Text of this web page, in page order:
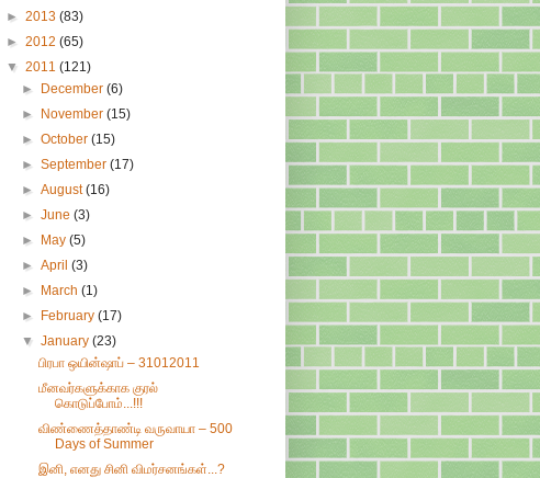
► 2013 (83)
► 2012 (65)
▼ 2011 (121)
►
December(6)
►
November(15)
►October(15)
►September(17)
►August(16)
►June(3)
►
May(5)
►April(3)
►
March(1)
►
February(17)
▼January(23)
பிரபா ஒயின்ஷாப் – 31012011
மீனவர்களுக்காக குரல்
கொடுப்போம்...!!!
விண்ணைத்தாண்டி வருவாயா – 500
Days of Summer
இனி, எனது சினி விமர்சனங்கள்...?